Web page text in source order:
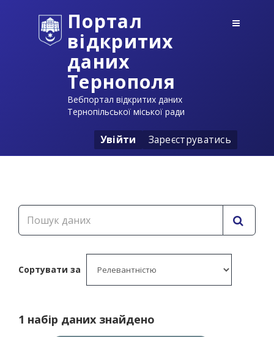
Портал
відкритих
даних
Тернополя
Вебпортал відкритих даних
Тернопільської міської ради
Увійти Зареєструватись
Сортувати за
1 набір даних знайдено